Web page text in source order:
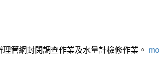
管網封閉調查作業及水量計檢修作業。